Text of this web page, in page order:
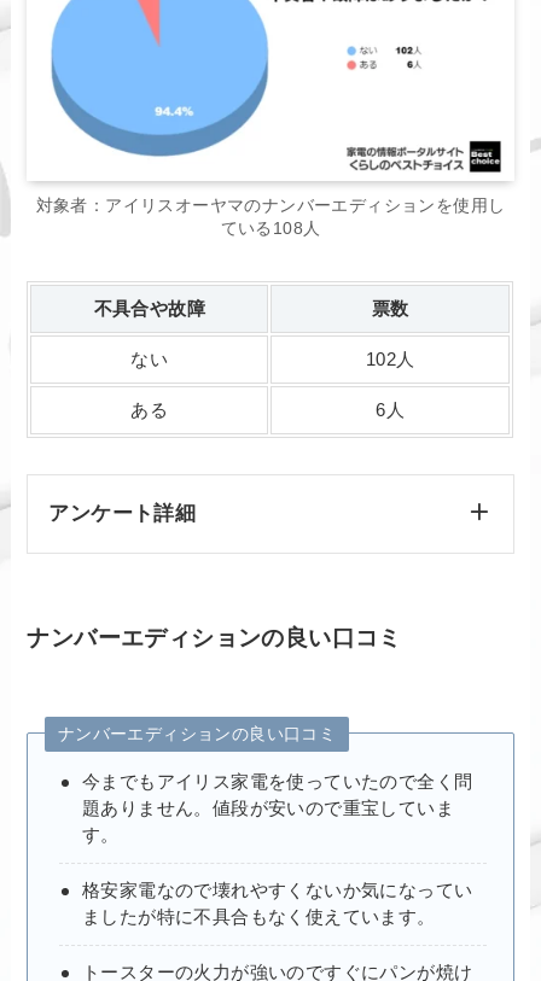
対象者：アイリスオーヤマのナンバーエディションを使用し
ている108人
不具合や故障 票数
ない 102人
ある 6人
アンケート詳細
ナンバーエディションの良い口コミ
ナンバーエディションの良い口コミ
今までもアイリス家電を使っていたので全く問
題ありません。値段が安いので重宝していま
す。
格安家電なので壊れやすくないか気になってい
ましたが特に不具合もなく使えています。
トースターの火力が強いのですぐにパンが焼け